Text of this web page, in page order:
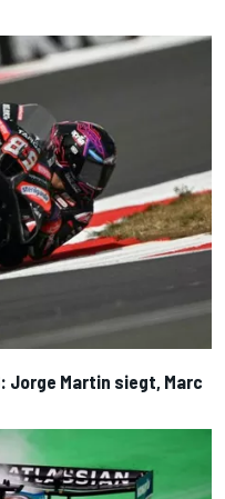
Jorge Martin siegt, Marc